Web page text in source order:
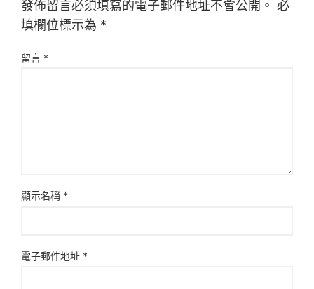
發佈留言必須填寫的電子郵件地址不會公開。 必
填欄位標示為 *
留言 *
顯示名稱 *
電子郵件地址 *